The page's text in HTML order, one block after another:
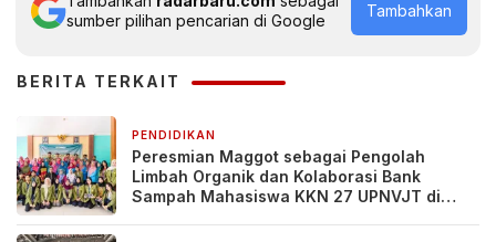
sumber pilihan pencarian di Google
Tambahkan
BERITA TERKAIT
PENDIDIKAN
Peresmian Maggot sebagai Pengolah
Limbah Organik dan Kolaborasi Bank
Sampah Mahasiswa KKN 27 UPNVJT di